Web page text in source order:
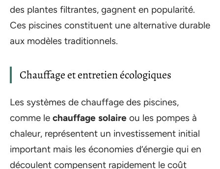
des plantes filtrantes, gagnent en popularité.
Ces piscines constituent une alternative durable
aux modèles traditionnels.
Chauffage et entretien écologiques
Les systèmes de chauffage des piscines,
comme le chauffage solaire ou les pompes à
chaleur, représentent un investissement initial
important mais les économies d’énergie qui en
découlent compensent rapidement le coût